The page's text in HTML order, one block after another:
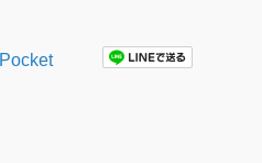
Pocket